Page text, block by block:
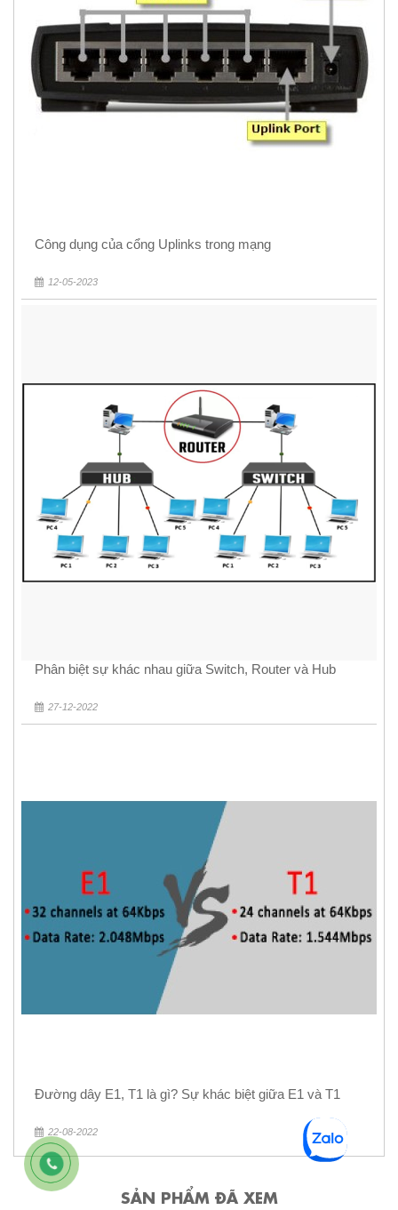
Công dụng của cổng Uplinks trong mạng
12-05-2023
Phân biệt sự khác nhau giữa Switch, Router và Hub
27-12-2022
Đường dây E1, T1 là gì? Sự khác biệt giữa E1 và T1
22-08-2022
SẢN PHẨM ĐÃ XEM